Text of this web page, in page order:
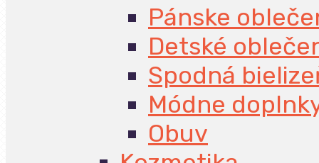
Pánske
Detské
Spodná
Módne
Obuv